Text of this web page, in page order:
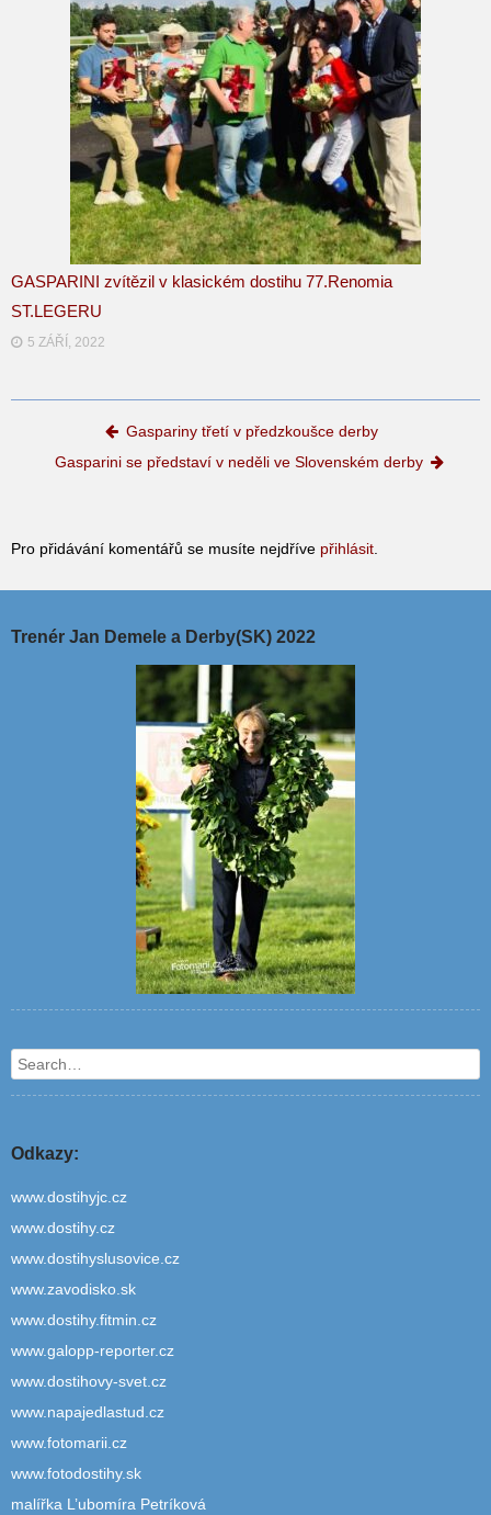
GASPARINI zvítězil v klasickém dostihu 77.Renomia
ST.LEGERU
5 ZÁŘÍ, 2022
Post navigation
Gaspariny třetí v předzkoušce derby
Gasparini se představí v neděli ve Slovenském derby
Pro přidávání komentářů se musíte nejdříve přihlásit
Trenér Jan Demele a Derby(SK) 2022
Search
Odkazy:
www.dostihyjc.cz
www.dostihy.cz
www.dostihyslusovice.cz
www.zavodisko.sk
www.dostihy.fitmin.cz
www.galopp-reporter.cz
www.dostihovy-svet.cz
www.napajedlastud.cz
www.fotomarii.cz
www.fotodostihy.sk
malířka L’ubomíra Petríková